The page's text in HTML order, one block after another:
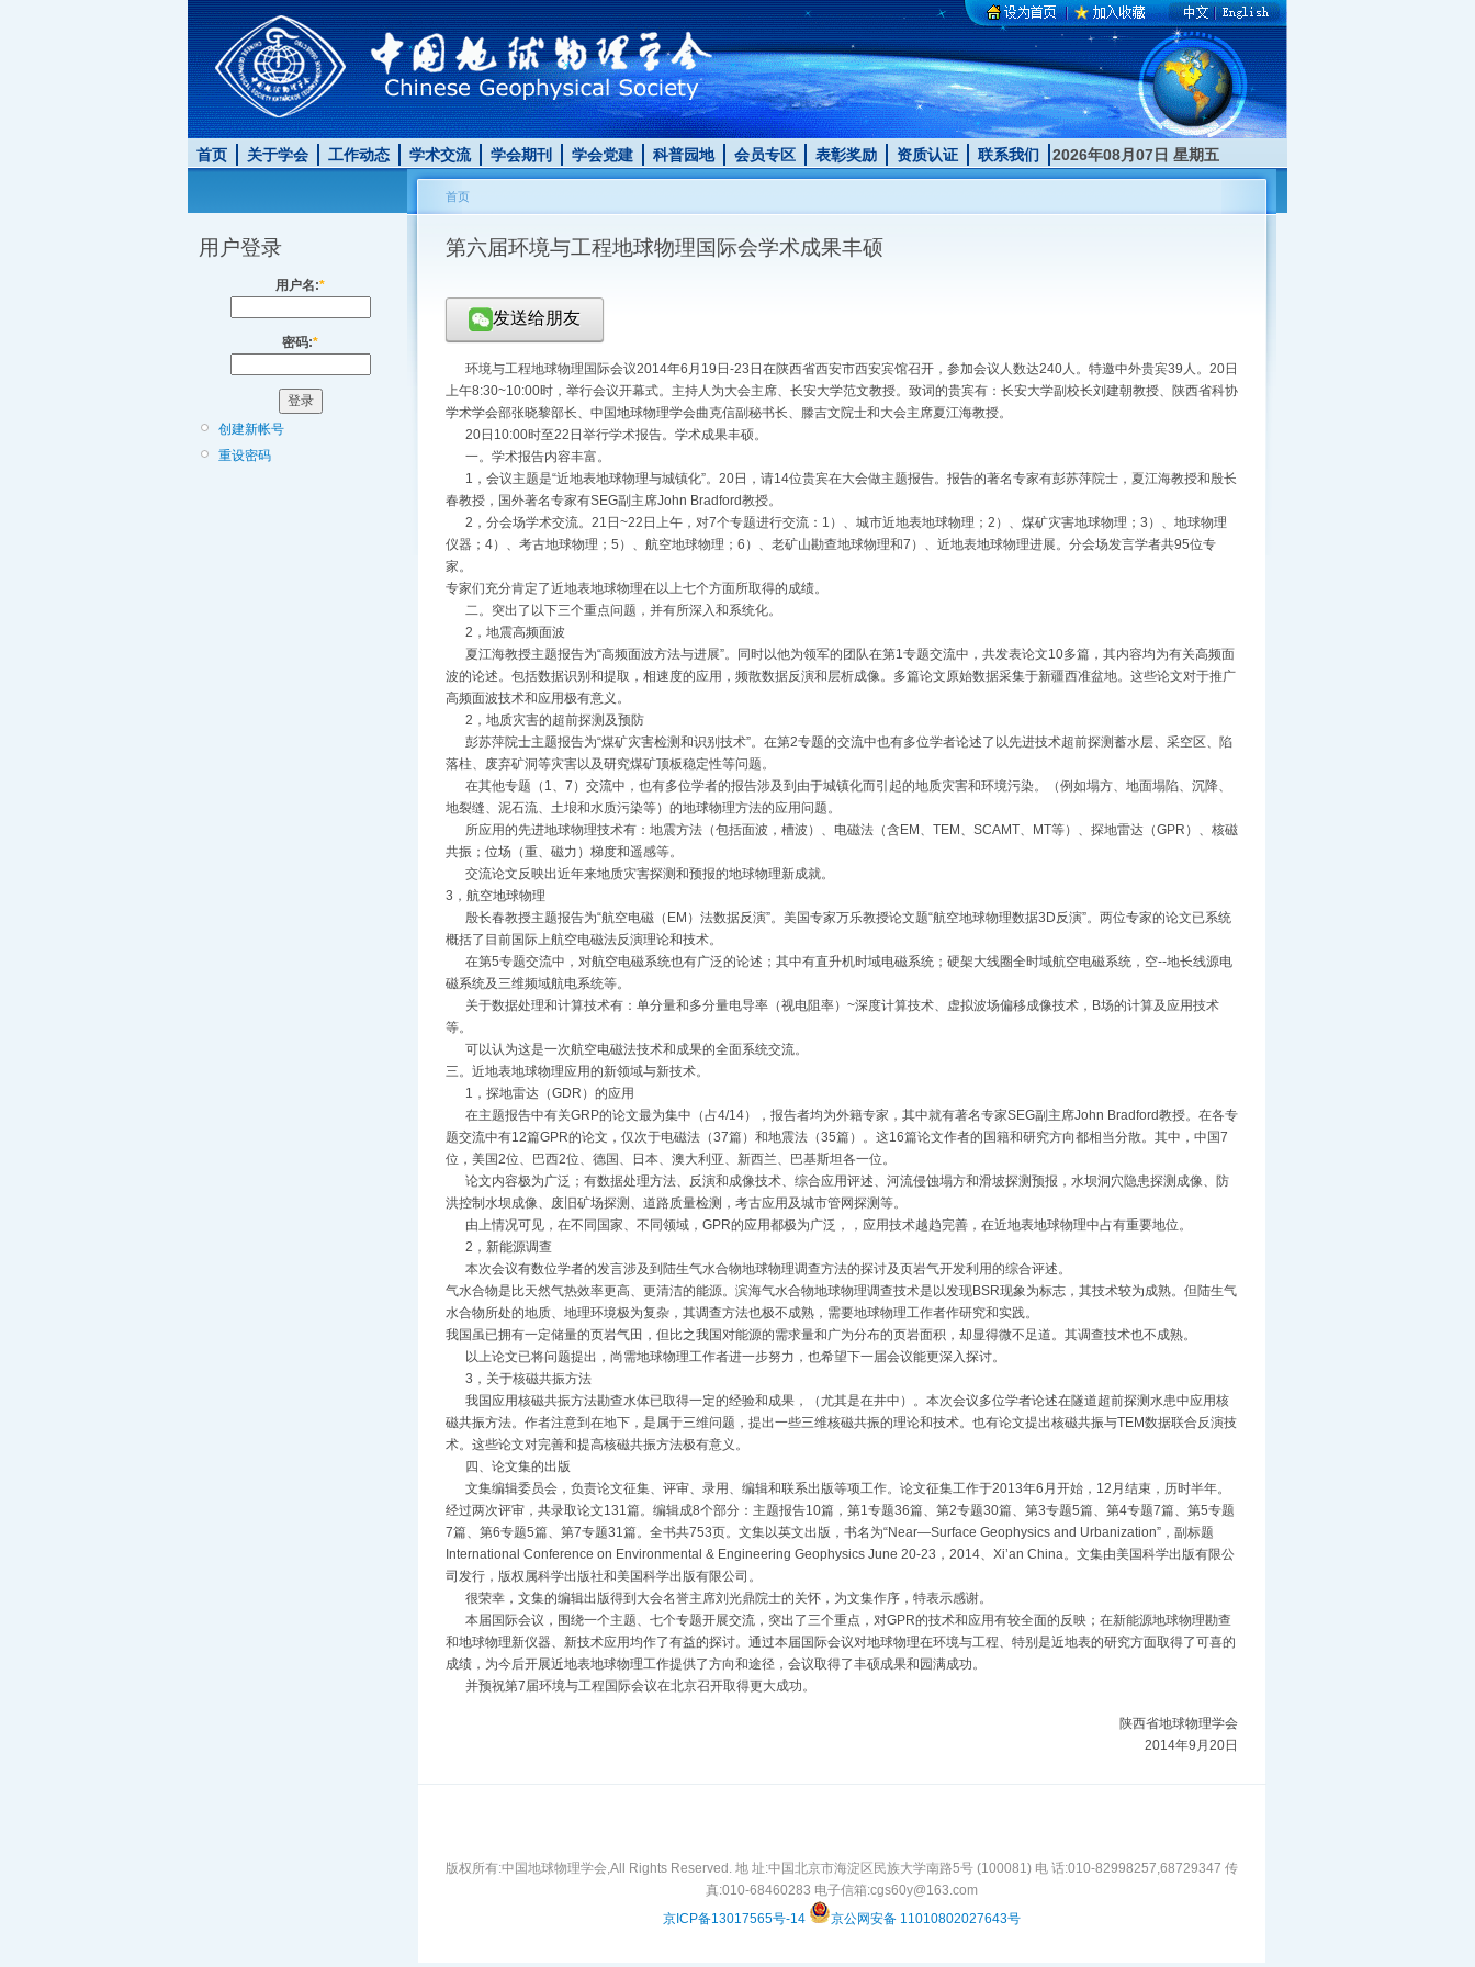
首页 关于学会 工作动态 学术交流 学会期刊 学会党建 科普园地 会员专区 表彰奖励 资质认证 联系我们 2026年08月07日 星期五
用户登录
用户名:*
密码:*
创建新帐号
重设密码
首页
第六届环境与工程地球物理国际会学术成果丰硕
发送给朋友
环境与工程地球物理国际会议2014年6月19日-23日在陕西省西安市西安宾馆召开，参加会议人数达240人。特邀中外贵宾39人。20日
上午8:30~10:00时，举行会议开幕式。主持人为大会主席、长安大学范文教授。致词的贵宾有：长安大学副校长刘建朝教授、陕西省科协
学术学会部张晓黎部长、中国地球物理学会曲克信副秘书长、滕吉文院士和大会主席夏江海教授。
20日10:00时至22日举行学术报告。学术成果丰硕。
一。学术报告内容丰富。
1，会议主题是“近地表地球物理与城镇化”。20日，请14位贵宾在大会做主题报告。报告的著名专家有彭苏萍院士，夏江海教授和殷长
春教授，国外著名专家有SEG副主席John Bradford教授。
2，分会场学术交流。21日~22日上午，对7个专题进行交流：1）、城市近地表地球物理；2）、煤矿灾害地球物理；3）、地球物理
仪器；4）、考古地球物理；5）、航空地球物理；6）、老矿山勘查地球物理和7）、近地表地球物理进展。分会场发言学者共95位专
家。
专家们充分肯定了近地表地球物理在以上七个方面所取得的成绩。
二。突出了以下三个重点问题，并有所深入和系统化。
2，地震高频面波
夏江海教授主题报告为“高频面波方法与进展”。同时以他为领军的团队在第1专题交流中，共发表论文10多篇，其内容均为有关高频面
波的论述。包括数据识别和提取，相速度的应用，频散数据反演和层析成像。多篇论文原始数据采集于新疆西准盆地。这些论文对于推广
高频面波技术和应用极有意义。
2，地质灾害的超前探测及预防
彭苏萍院士主题报告为“煤矿灾害检测和识别技术”。在第2专题的交流中也有多位学者论述了以先进技术超前探测蓄水层、采空区、陷
落柱、废弃矿洞等灾害以及研究煤矿顶板稳定性等问题。
在其他专题（1、7）交流中，也有多位学者的报告涉及到由于城镇化而引起的地质灾害和环境污染。（例如塌方、地面塌陷、沉降、
地裂缝、泥石流、土埌和水质污染等）的地球物理方法的应用问题。
所应用的先进地球物理技术有：地震方法（包括面波，槽波）、电磁法（含EM、TEM、SCAMT、MT等）、探地雷达（GPR）、核磁
共振；位场（重、磁力）梯度和遥感等。
交流论文反映出近年来地质灾害探测和预报的地球物理新成就。
3，航空地球物理
殷长春教授主题报告为“航空电磁（EM）法数据反演”。美国专家万乐教授论文题“航空地球物理数据3D反演”。两位专家的论文已系统
概括了目前国际上航空电磁法反演理论和技术。
在第5专题交流中，对航空电磁系统也有广泛的论述；其中有直升机时域电磁系统；硬架大线圈全时域航空电磁系统，空--地长线源电
磁系统及三维频域航电系统等。
关于数据处理和计算技术有：单分量和多分量电导率（视电阻率）~深度计算技术、虚拟波场偏移成像技术，B场的计算及应用技术
等。
可以认为这是一次航空电磁法技术和成果的全面系统交流。
三。近地表地球物理应用的新领域与新技术。
1，探地雷达（GDR）的应用
在主题报告中有关GRP的论文最为集中（占4/14），报告者均为外籍专家，其中就有著名专家SEG副主席John Bradford教授。在各专
题交流中有12篇GPR的论文，仅次于电磁法（37篇）和地震法（35篇）。这16篇论文作者的国籍和研究方向都相当分散。其中，中国7
位，美国2位、巴西2位、德国、日本、澳大利亚、新西兰、巴基斯坦各一位。
论文内容极为广泛；有数据处理方法、反演和成像技术、综合应用评述、河流侵蚀塌方和滑坡探测预报，水坝洞穴隐患探测成像、防
洪控制水坝成像、废旧矿场探测、道路质量检测，考古应用及城市管网探测等。
由上情况可见，在不同国家、不同领域，GPR的应用都极为广泛，，应用技术越趋完善，在近地表地球物理中占有重要地位。
2，新能源调查
本次会议有数位学者的发言涉及到陆生气水合物地球物理调查方法的探讨及页岩气开发利用的综合评述。
气水合物是比天然气热效率更高、更清洁的能源。滨海气水合物地球物理调查技术是以发现BSR现象为标志，其技术较为成熟。但陆生气
水合物所处的地质、地理环境极为复杂，其调查方法也极不成熟，需要地球物理工作者作研究和实践。
我国虽已拥有一定储量的页岩气田，但比之我国对能源的需求量和广为分布的页岩面积，却显得微不足道。其调查技术也不成熟。
以上论文已将问题提出，尚需地球物理工作者进一步努力，也希望下一届会议能更深入探讨。
3，关于核磁共振方法
我国应用核磁共振方法勘查水体已取得一定的经验和成果，（尤其是在井中）。本次会议多位学者论述在隧道超前探测水患中应用核
磁共振方法。作者注意到在地下，是属于三维问题，提出一些三维核磁共振的理论和技术。也有论文提出核磁共振与TEM数据联合反演技
术。这些论文对完善和提高核磁共振方法极有意义。
四、论文集的出版
文集编辑委员会，负责论文征集、评审、录用、编辑和联系出版等项工作。论文征集工作于2013年6月开始，12月结束，历时半年。
经过两次评审，共录取论文131篇。编辑成8个部分：主题报告10篇，第1专题36篇、第2专题30篇、第3专题5篇、第4专题7篇、第5专题
7篇、第6专题5篇、第7专题31篇。全书共753页。文集以英文出版，书名为“Near—Surface Geophysics and Urbanization”，副标题
International Conference on Environmental & Engineering Geophysics June 20-23，2014、Xi’an China。文集由美国科学出版有限公
司发行，版权属科学出版社和美国科学出版有限公司。
很荣幸，文集的编辑出版得到大会名誉主席刘光鼎院士的关怀，为文集作序，特表示感谢。
本届国际会议，围绕一个主题、七个专题开展交流，突出了三个重点，对GPR的技术和应用有较全面的反映；在新能源地球物理勘查
和地球物理新仪器、新技术应用均作了有益的探讨。通过本届国际会议对地球物理在环境与工程、特别是近地表的研究方面取得了可喜的
成绩，为今后开展近地表地球物理工作提供了方向和途径，会议取得了丰硕成果和园满成功。
并预祝第7届环境与工程国际会议在北京召开取得更大成功。
陕西省地球物理学会
2014年9月20日
版权所有:中国地球物理学会,All Rights Reserved. 地 址:中国北京市海淀区民族大学南路5号 (100081) 电 话:010-82998257,68729347 传
真:010-68460283 电子信箱:cgs60y@163.com
京ICP备13017565号-14
京公网安备 11010802027643号